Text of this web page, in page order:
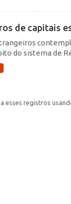
de capitais
do sistema de
esses registros